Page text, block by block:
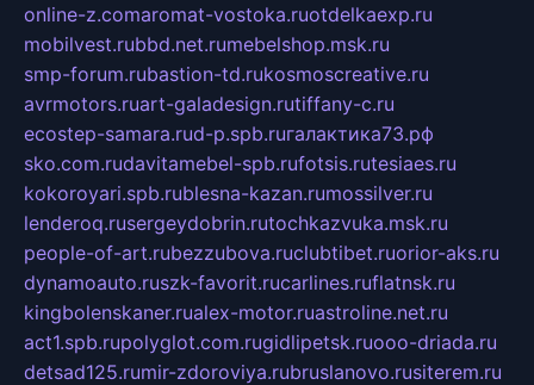
online-z.comaromat-vostoka.ruotdelkaexp.ru
mobilvest.rubbd.net.rumebelshop.msk.ru
smp-forum.rubastion-td.rukosmoscreative.ru
avrmotors.ruart-galadesign.rutiffany-c.ru
ecostep-samara.rud-p.spb.ruгалактика73.рф
sko.com.rudavitamebel-spb.rufotsis.rutesiaes.ru
kokoroyari.spb.rublesna-kazan.rumossilver.ru
lenderoq.rusergeydobrin.rutochkazvuka.msk.ru
people-of-art.rubezzubova.ruclubtibet.ruorior-aks.ru
dynamoauto.ruszk-favorit.rucarlines.ruflatnsk.ru
kingbolenskaner.rualex-motor.ruastroline.net.ru
act1.spb.rupolyglot.com.rugidlipetsk.ruooo-driada.ru
detsad125.rumir-zdoroviya.rubruslanovo.rusiterem.ru